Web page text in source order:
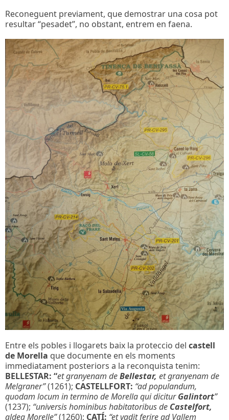
Reconeguent previament, que demostrar una cosa pot
resultar “pesadet”, no obstant, entrem en faena.
Entre els pobles i llogarets baix la proteccio del castell
de Morella que documente en els moments
immediatament posteriors a la reconquista tenim:
BELLESTAR: “et granyenam deBellestar, et granyenam de
Melgraner”(1261); CASTELLFORT: “ad populandum,
quodam locum in termino de Morella qui diciturGalintort”
(1237); “universis hominibus habitatoribus de Castelfort,
aldea Morelle”(1260); CATÍ: “et vadit ferire ad Vallem